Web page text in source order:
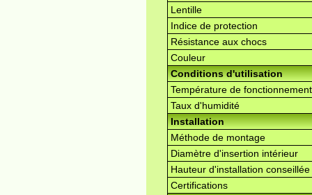
Lentille
Indice de protection
Résistance aux chocs
Couleur
Conditions d'utilisation
Température de fonctionnement
Taux d'humidité
Installation
Méthode de montage
Diamètre d'insertion intérieur
Hauteur d'installation conseillée
Certifications